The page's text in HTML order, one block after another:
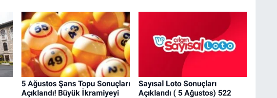
5 Ağustos Şans Topu Sonuçları
Açıklandı! Büyük İkramiyeyi
Sayısal Loto Sonuçları
Açıklandı ( 5 Ağustos) 522